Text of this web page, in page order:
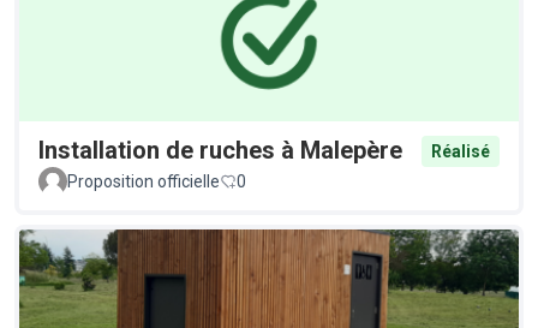
Installation de ruches à Malepère
Réalisé
Proposition officielle
0